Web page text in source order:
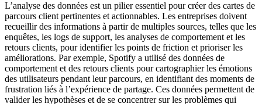
L’analyse des données est un pilier essentiel pour créer des cartes de
parcours client pertinentes et actionnables. Les entreprises doivent
recueillir des informations à partir de multiples sources, telles que les
enquêtes, les logs de support, les analyses de comportement et les
retours clients, pour identifier les points de friction et prioriser les
améliorations. Par exemple, Spotify a utilisé des données de
comportement et des retours clients pour cartographier les émotions
des utilisateurs pendant leur parcours, en identifiant des moments de
frustration liés à l’expérience de partage. Ces données permettent de
valider les hypothèses et de se concentrer sur les problèmes qui